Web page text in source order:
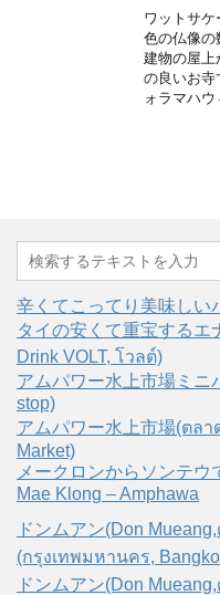
ワットサ
色の仏像の
建物の屋上
の良いお寺
ォラマハウ
辛くてこってり美味し
タイの安くて重宝するエ
Drink VOLT, โวลต์)
アムパワー水上市場ミニ
stop)
アムパワー水上市場(ตล
Market)
メークロンからソンテウ
Mae Klong – Amphawa
ドンムアン(Don
(กรุงเทพมหานคร,
ドンムアン(Don